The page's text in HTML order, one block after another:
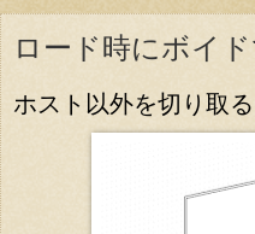
ロード時にボイ
ホスト以外を切り取る